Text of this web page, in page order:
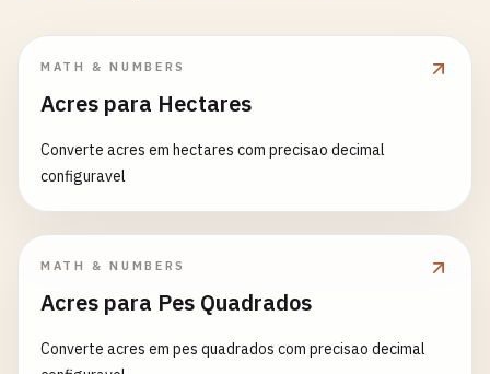
MATH & NUMBERS
Acres para Hectares
Converte acres em hectares com precisao decimal
configuravel
MATH & NUMBERS
Acres para Pes Quadrados
Converte acres em pes quadrados com precisao decimal